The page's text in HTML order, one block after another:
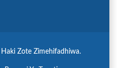
Zote Zimehifadhiwa.